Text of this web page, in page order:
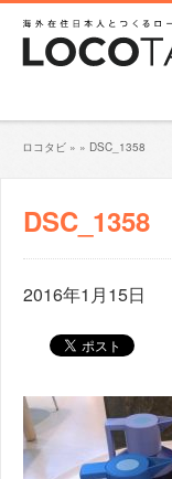
ロコタビ » » DSC_1358
DSC_1358
2016年1月15日